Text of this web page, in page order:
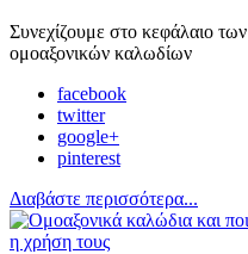
Συνεχίζουμε στο κεφάλαιο των
ομοαξονικών καλωδίων
facebook
twitter
google+
pinterest
Διαβάστε περισσότερα...